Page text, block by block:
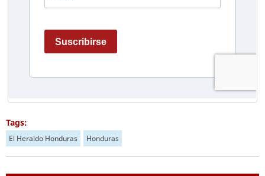
Tags:
El Heraldo Honduras Honduras